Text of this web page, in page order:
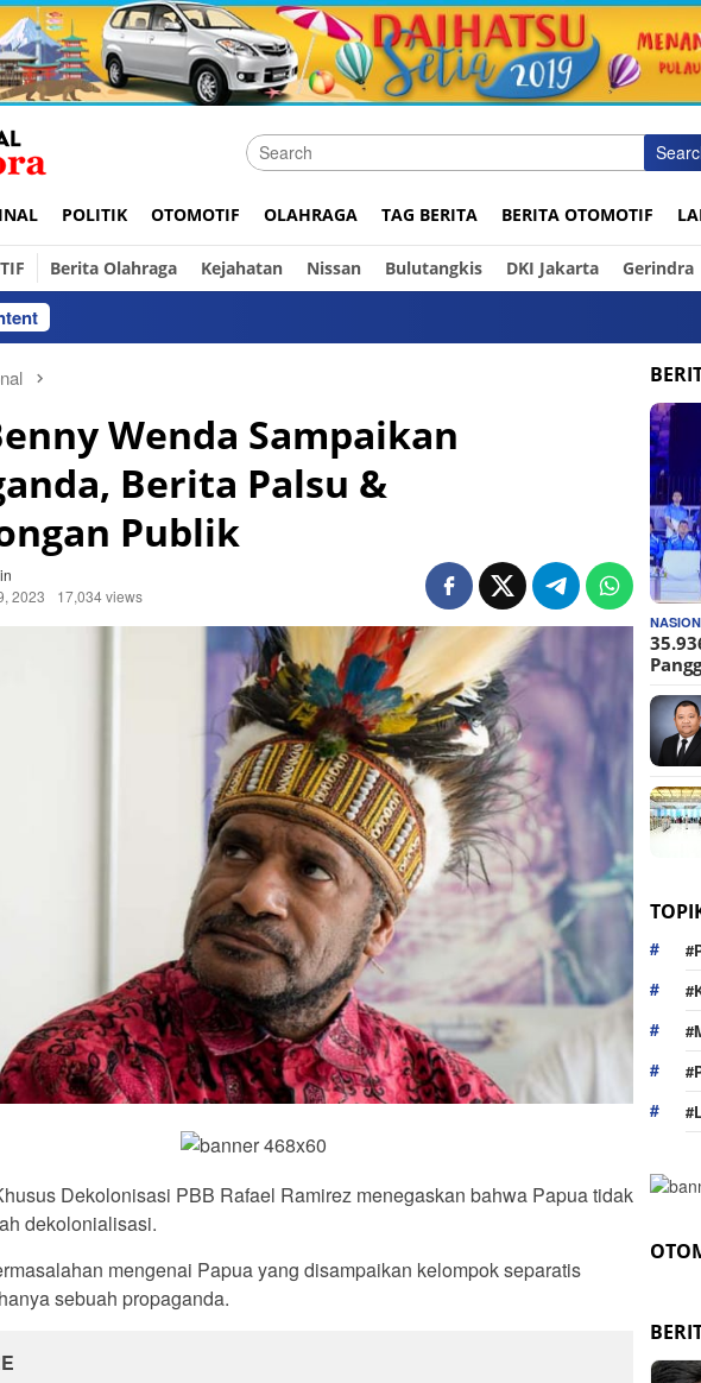
POLITIK OTOMOTIF OLAHRAGA TAG BERITA BERITA OTOMOTIF
Berita Olahraga Kejahatan Nissan Bulutangkis DKI Jakarta Gerindra
Wenda Sampaikan
Berita Palsu &
Publik
2023
17,034 views
Dekolonisasi PBB Rafael Ramirez menegaskan bahwa Papua tidak
dekolonialisasi.
mengenai Papua yang disampaikan kelompok separatis
sebuah propaganda.